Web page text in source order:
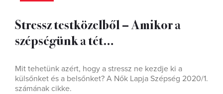
Stressz testközelből – Amikor a
szépségünk a tét…
Mit tehetünk azért, hogy a stressz ne kezdje ki a
külsőnket és a belsőnket? A Nők Lapja Szépség 2020/1.
számának cikke.